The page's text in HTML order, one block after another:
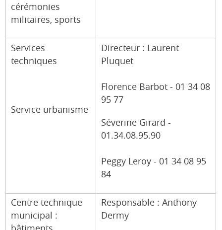
cérémonies
militaires, sports
Services
techniques
Service urbanisme
Directeur : Laurent
Pluquet
Florence Barbot - 01 34 08
95 77
Séverine Girard -
01.34.08.95.90
Peggy Leroy - 01 34 08 95
84
Centre technique
municipal :
Responsable : Anthony
Dermy